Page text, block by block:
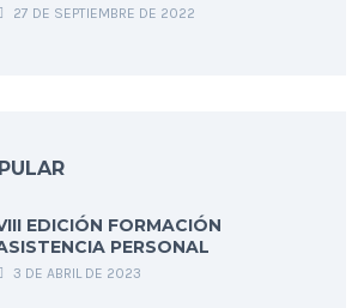
27 DE SEPTIEMBRE DE 2022
EDICIÓN FORMACIÓN
PERSONAL
3 DE ABRIL DE 2023